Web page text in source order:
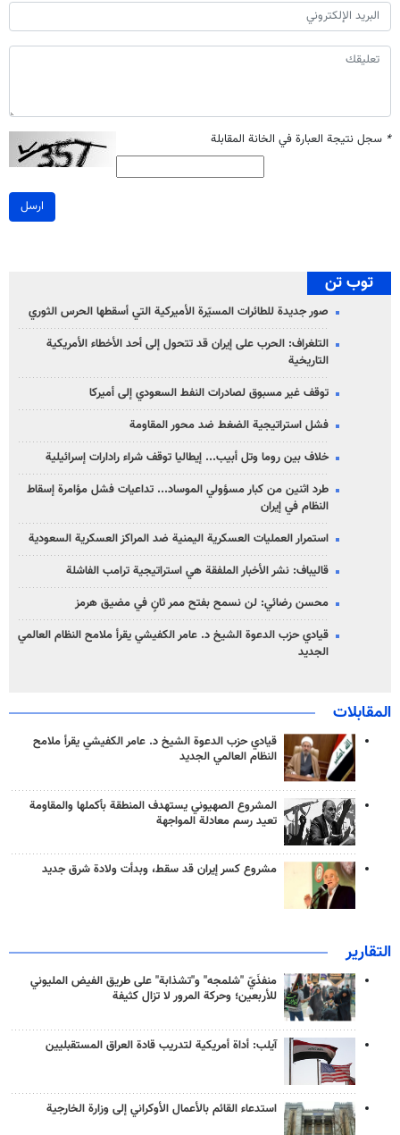
* سجل نتيجة العبارة في الخانة المقابلة
ارسل
توب تن
صور جديدة للطائرات المسيّرة الأميركية التي أسقطها الحرس الثوري
التلغراف: الحرب على إيران قد تتحول إلى أحد الأخطاء الأمريكية
التاريخية
توقف غير مسبوق لصادرات النفط السعودي إلى أميركا
فشل استراتيجية الضغط ضد محور المقاومة
خلاف بين روما وتل أبيب... إيطاليا توقف شراء رادارات إسرائيلية
طرد اثنين من كبار مسؤولي الموساد... تداعيات فشل مؤامرة إسقاط
النظام في إيران
استمرار العمليات العسكرية اليمنية ضد المراكز العسكرية السعودية
قاليباف: نشر الأخبار الملفقة هي استراتيجية ترامب الفاشلة
محسن رضائي: لن نسمح بفتح ممر ثانٍ في مضيق هرمز
قيادي حزب الدعوة الشيخ د. عامر الكفيشي يقرأ ملامح النظام العالمي
الجديد
المقابلات
قيادي حزب الدعوة الشيخ د. عامر الكفيشي يقرأ ملامح
النظام العالمي الجديد
المشروع الصهيوني يستهدف المنطقة بأكملها والمقاومة
تعيد رسم معادلة المواجهة
مشروع كسر إيران قد سقط، وبدأت ولادة شرق جديد
التقارير
منفذَيّ "شلمجه" و"تشذابة" على طريق الفيض المليوني
للأربعين؛ وحركة المرور لا تزال كثيفة
آيلب: أداة أمريكية لتدريب قادة العراق المستقبليين
استدعاء القائم بالأعمال الأوكراني إلى وزارة الخارجية